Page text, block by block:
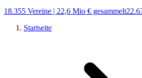
18.355 Vereine | 22,6 Mio € gesammelt
Startseite